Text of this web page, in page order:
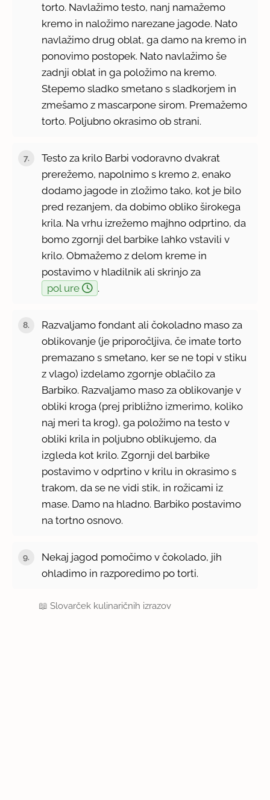
torto. Navlažimo testo, nanj namažemo
kremo in naložimo narezane jagode. Nato
navlažimo drug oblat, ga damo na kremo in
ponovimo postopek. Nato navlažimo še
zadnji oblat in ga položimo na kremo.
Stepemo sladko smetano s sladkorjem in
zmešamo z mascarpone sirom. Premažemo
torto. Poljubno okrasimo ob strani.
Testo za krilo Barbi vodoravno dvakrat
prerežemo, napolnimo s kremo 2, enako
dodamo jagode in zložimo tako, kot je bilo
pred rezanjem, da dobimo obliko širokega
krila. Na vrhu izrežemo majhno odprtino, da
bomo zgornji del barbike lahko vstavili v
krilo. Obmažemo z delom kreme in
postavimo v hladilnik ali skrinjo za
pol ure
.
Razvaljamo fondant ali čokoladno maso za
oblikovanje (je priporočljiva, če imate torto
premazano s smetano, ker se ne topi v stiku
z vlago) izdelamo zgornje oblačilo za
Barbiko. Razvaljamo maso za oblikovanje v
obliki kroga (prej približno izmerimo, koliko
naj meri ta krog), ga položimo na testo v
obliki krila in poljubno oblikujemo, da
izgleda kot krilo. Zgornji del barbike
postavimo v odprtino v krilu in okrasimo s
trakom, da se ne vidi stik, in rožicami iz
mase. Damo na hladno. Barbiko postavimo
na tortno osnovo.
Nekaj jagod pomočimo v čokolado, jih
ohladimo in razporedimo po torti.
📖Slovarček kulinaričnih izrazov